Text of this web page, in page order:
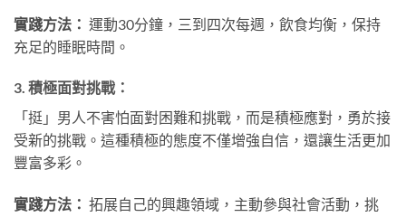
實踐方法： 運動30分鐘，三到四次每週，飲食均衡，保持
充足的睡眠時間。
3. 積極面對挑戰：
「挺」男人不害怕面對困難和挑戰，而是積極應對，勇於接
受新的挑戰。這種積極的態度不僅增強自信，還讓生活更加
豐富多彩。
實踐方法： 拓展自己的興趣領域，主動參與社會活動，挑